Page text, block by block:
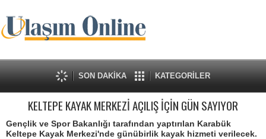
SON DAKİKA KATEGORİLER
KELTEPE KAYAK MERKEZİ AÇILIŞ İÇİN GÜN SAYIYOR
Gençlik ve Spor Bakanlığı tarafından yaptırılan Karabük
Keltepe Kayak Merkezi'nde günübirlik kayak hizmeti verilecek.